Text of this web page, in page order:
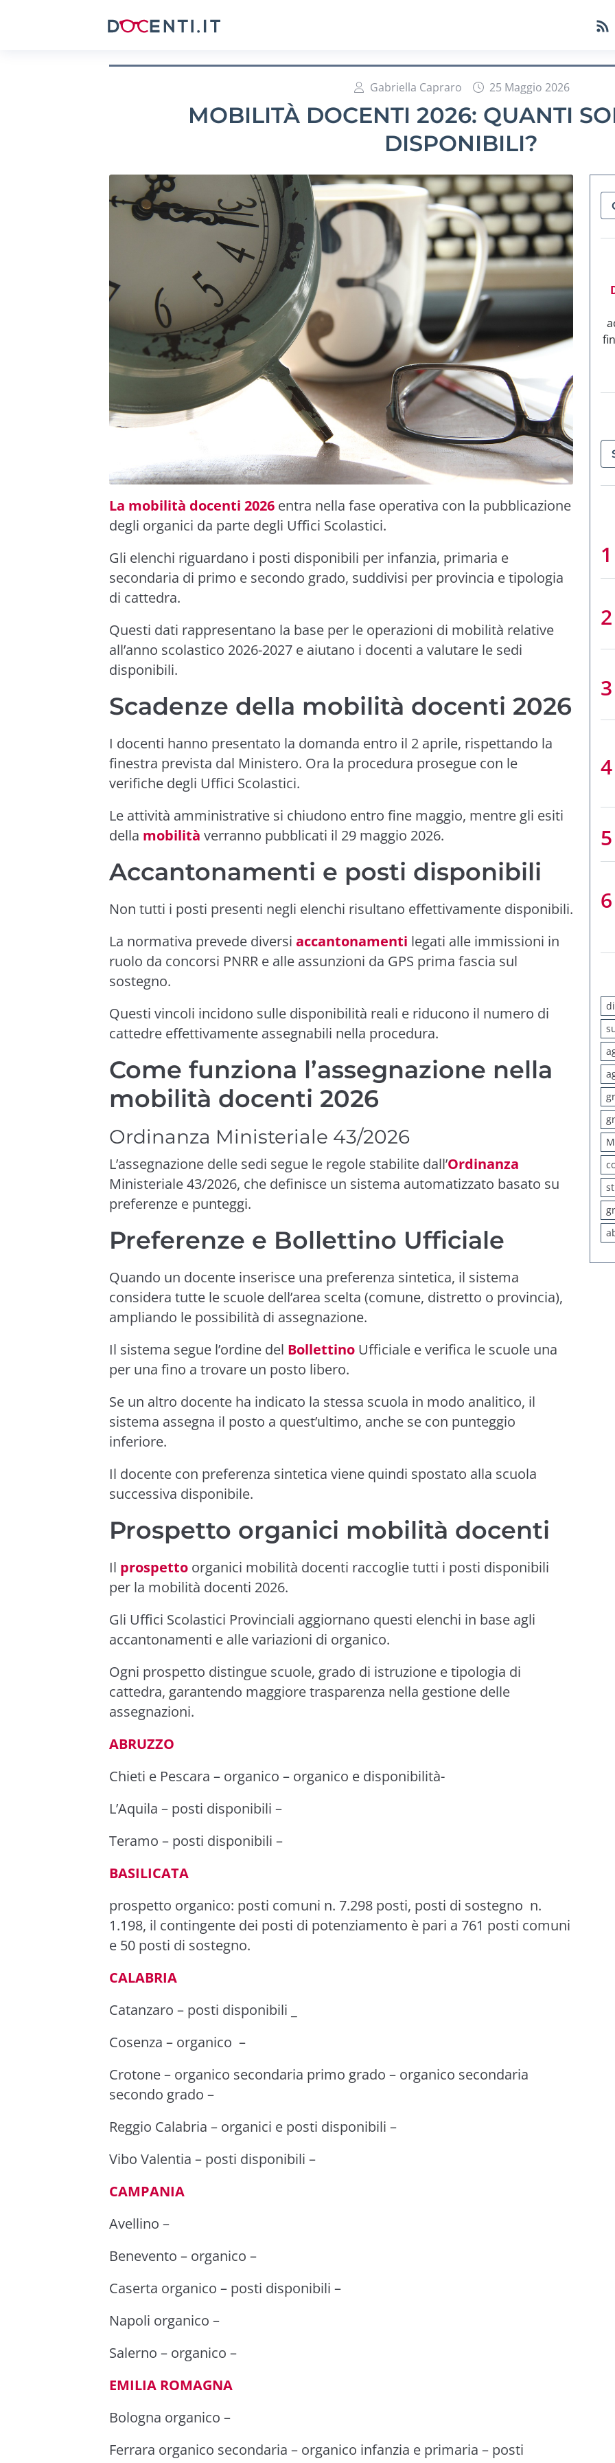
Gabriella Capraro 25 Maggio 2026
MOBILITÀ DOCENTI 2026: QUANTI
DISPONIBILI?
La mobilità docenti 2026 entra nella fase operativa con la pubblicazione
degli organici da parte degli Uffici Scolastici.
Gli elenchi riguardano i posti disponibili per infanzia, primaria e
secondaria di primo e secondo grado, suddivisi per provincia e tipologia
di cattedra.
Questi dati rappresentano la base per le operazioni di mobilità relative
all’anno scolastico 2026-2027 e aiutano i docenti a valutare le sedi
disponibili.
Scadenze della mobilità docenti 2026
I docenti hanno presentato la domanda entro il 2 aprile, rispettando la
finestra prevista dal Ministero. Ora la procedura prosegue con le
verifiche degli Uffici Scolastici.
Le attività amministrative si chiudono entro fine maggio, mentre gli esiti
della mobilità verranno pubblicati il 29 maggio 2026.
Accantonamenti e posti disponibili
Non tutti i posti presenti negli elenchi risultano effettivamente disponibili.
La normativa prevede diversi accantonamenti legati alle immissioni in
ruolo da concorsi PNRR e alle assunzioni da GPS prima fascia sul
sostegno.
Questi vincoli incidono sulle disponibilità reali e riducono il numero di
cattedre effettivamente assegnabili nella procedura.
Come funziona l’assegnazione nella
mobilità docenti 2026
Ordinanza Ministeriale 43/2026
L’assegnazione delle sedi segue le regole stabilite dall’Ordinanza
Ministeriale 43/2026, che definisce un sistema automatizzato basato su
preferenze e punteggi.
Preferenze e Bollettino Ufficiale
Quando un docente inserisce una preferenza sintetica, il sistema
considera tutte le scuole dell’area scelta (comune, distretto o provincia),
ampliando le possibilità di assegnazione.
Il sistema segue l’ordine del Bollettino Ufficiale e verifica le scuole una
per una fino a trovare un posto libero.
Se un altro docente ha indicato la stessa scuola in modo analitico, il
sistema assegna il posto a quest’ultimo, anche se con punteggio
inferiore.
Il docente con preferenza sintetica viene quindi spostato alla scuola
successiva disponibile.
Prospetto organici mobilità docenti
Il prospetto organici mobilità docenti raccoglie tutti i posti disponibili
per la mobilità docenti 2026.
Gli Uffici Scolastici Provinciali aggiornano questi elenchi in base agli
accantonamenti e alle variazioni di organico.
Ogni prospetto distingue scuole, grado di istruzione e tipologia di
cattedra, garantendo maggiore trasparenza nella gestione delle
assegnazioni.
ABRUZZO
Chieti e Pescara – organico – organico e disponibilità-
L’Aquila – posti disponibili –
Teramo – posti disponibili –
BASILICATA
prospetto organico: posti comuni n. 7.298 posti, posti di sostegno n.
1.198, il contingente dei posti di potenziamento è pari a 761 posti comuni
e 50 posti di sostegno.
CALABRIA
Catanzaro – posti disponibili _
Cosenza – organico –
Crotone– organico secondaria primo grado – organico secondaria
secondo grado –
Reggio Calabria – organici e posti disponibili –
Vibo Valentia – posti disponibili –
CAMPANIA
Avellino –
Benevento – organico –
Caserta organico – posti disponibili –
Napoli organico –
Salerno – organico –
EMILIA ROMAGNA
Bologna organico –
Ferrara organico secondaria – organico infanzia e primaria – posti